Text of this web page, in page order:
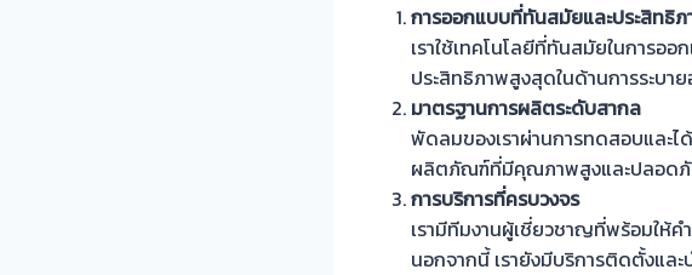
การออกแบบที่ทันสมัยและประสิทธิ
เราใช้เทคโนโลยีที่ทันสมัยในการ
ประสิทธิภาพสูงสุดในด้านการระบา
มาตรฐานการผลิตระดับสากล
พัดลมของเราผ่านการทดสอบและไ
ผลิตภัณฑ์ที่มีคุณภาพสูงและปลอดภั
การบริการที่ครบวงจร
เรามีทีมงานผู้เชี่ยวชาญที่พร้อมให้ค
นอกจากนี้ เรายังมีบริการติดตั้งแล